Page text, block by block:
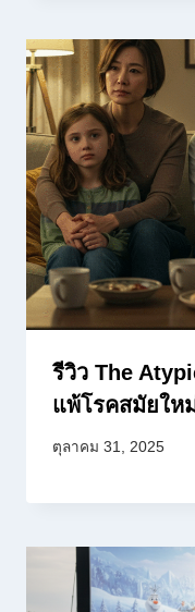
รีวิว The
แพ้โรคสมัยให
ตุลาคม 31, 2025